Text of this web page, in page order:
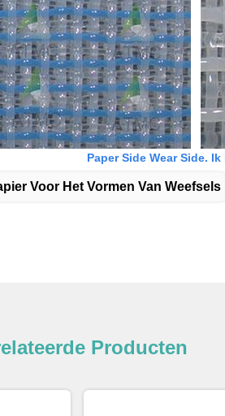
Paper Side Wear Side.
Voor Het Vormen Van Weefsels
Producten